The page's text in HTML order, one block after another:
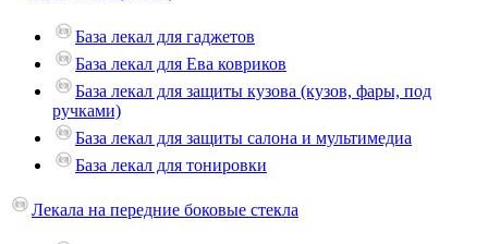
База лекал для гаджетов
База лекал для Ева ковриков
База лекал для защиты кузова (кузов, фары, под
ручками)
База лекал для защиты салона и мультимедиа
База лекал для тонировки
Лекала на передние боковые стекла